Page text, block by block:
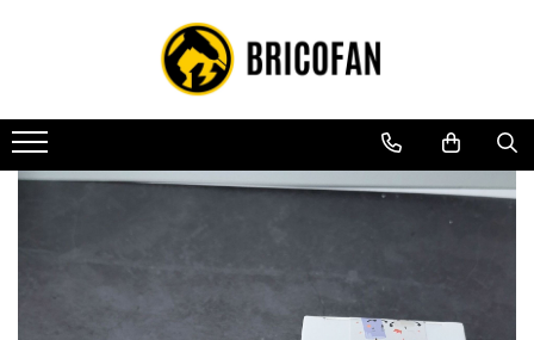
Toate Produsele
Vehicule electrice
Atv